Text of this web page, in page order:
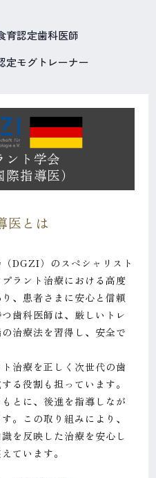
育認定歯科医師
定モグトレーナー
ント学会
指導医）
医とは
DGZI）のスペシャリスト
ラント治療における高度
、患者さまに安心と信頼
歯科医師は、厳しいトレ
治療法を習得し、安全で
治療を正しく次世代の歯
る役割も担っています。
とに、後進を指導しなが
。この取り組みにより、
を反映した治療を安心し
ています。